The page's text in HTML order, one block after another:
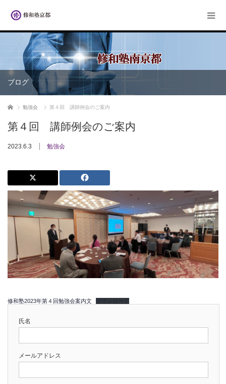
ブログ
ホーム 勉強会 第４回 講師例会のご案内
第４回 講師例会のご案内
2023.6.3 勉強会
修和塾2023年第４回勉強会案内文
氏名
メールアドレス